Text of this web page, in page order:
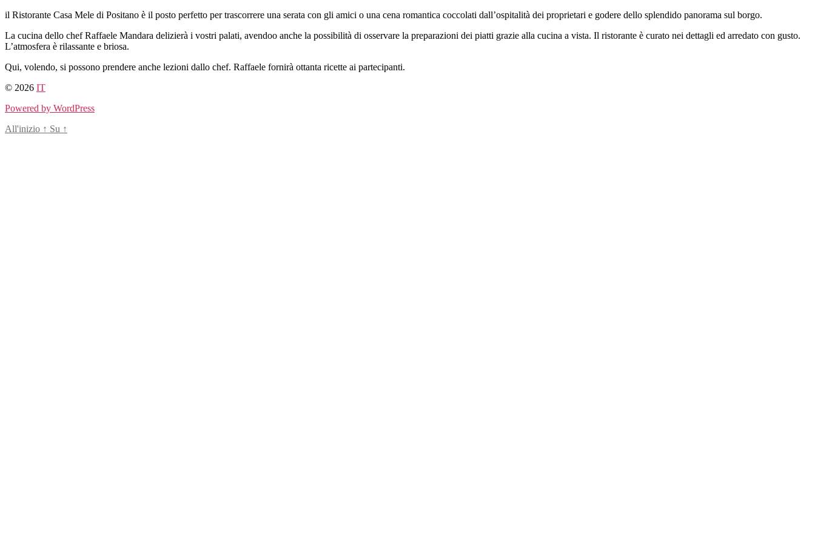
Salta
contenuto
il Ristorante Casa Mele di Positano è il posto perfetto per trascorrere una serata con gli amici o una cena romantica coccolati dall’ospitalità dei proprietari e godere dello splendido panorama sul borgo.
La cucina dello chef Raffaele Mandara delizierà i vostri palati, avendoo anche la possibilità di osservare la preparazioni dei piatti grazie alla cucina a vista. Il ristorante è curato nei dettagli ed arredato con gusto.
L’atmosfera è rilassante e briosa.
Qui, volendo, si possono prendere anche lezioni dallo chef. Raffaele fornirà ottanta ricette ai partecipanti.
© 2026 IT
Powered by WordPress
All'inizio ↑ Su ↑